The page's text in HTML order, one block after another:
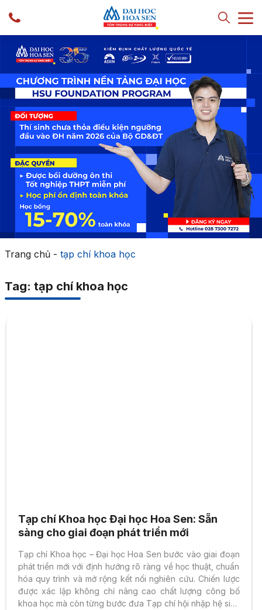
Trang chủ- tạp chí khoa học
Tag: tạp chí khoa học
Tạp chí Khoa học Đại học Hoa Sen: Sẵn
sàng cho giai đoạn phát triển mới
Tạp chí Khoa học – Đại học Hoa Sen bước vào giai đoạn
phát triển mới với định hướng rõ ràng về học thuật, chuẩn
hóa quy trình và mở rộng kết nối nghiên cứu. Chiến lược
được xác lập không chỉ nâng cao chất lượng công bố
khoa học mà còn từng bước đưa Tạp chí hội nhập hệ sinh